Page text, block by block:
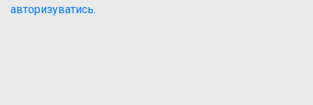
авторизуватись.